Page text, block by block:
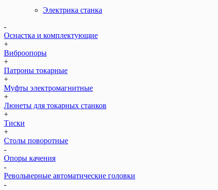
Электрика станка
-
Оснастка и комплектующие
+
Виброопоры
+
Патроны токарные
+
Муфты электромагнитные
+
Люнеты для токарных станков
+
Тиски
+
Столы поворотные
-
Опоры качения
-
Револьверные автоматические головки
-